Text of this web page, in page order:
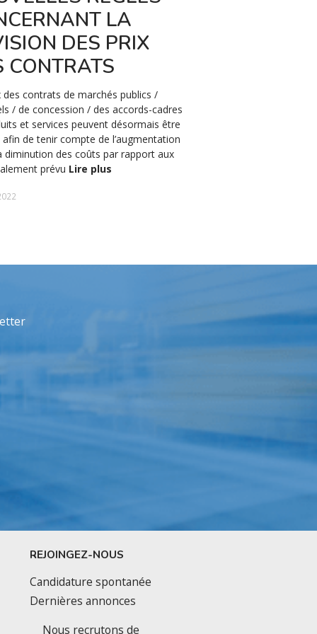
LA
DES PRIX
CONTRATS
des contrats de marchés publics /
/ de concession / des accords-cadres
et services peuvent désormais être
afin de tenir compte de l’augmentation
diminution des coûts par rapport aux
prévu Lire plus
REJOINGEZ-NOUS
Candidature spontanée
Dernières annonces
Nous recrutons de